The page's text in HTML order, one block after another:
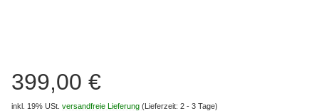
399,00 €
inkl. 19% USt. versandfreie Lieferung (Lieferzeit: 2 - 3 Tage)